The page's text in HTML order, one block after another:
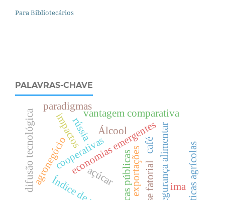
Para Bibliotecários
PALAVRAS-CHAVE
economias emergentessegurança alimentar
açúcar
Álcool
exportações
vantagem comparativa
cooperativas
impactos
agronegócio café
ima
difusão tecnológica
paradigmas
políticas agrícolas
rússia